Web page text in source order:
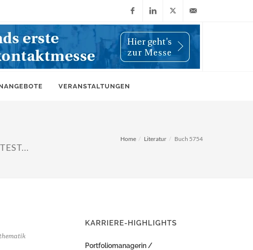
FacebookLinkedIn
X
(Twitter)
info@wiwi-
VERANSTALTUNGEN
Home Literatur Buch 5754
KARRIERE-HIGHLIGHTS
Portfoliomanagerin /